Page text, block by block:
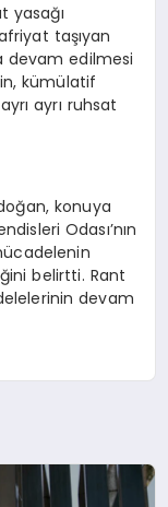
yasağı
taşıyan
devam edilmesi
kümülatif
ayrı ruhsat
konuya
Odası’nın
belirtti. Rant
devam